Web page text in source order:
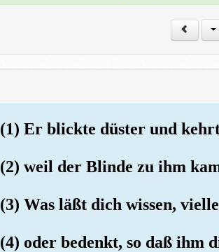
(1) Er blickte düster und
(2) weil der Blinde zu ihm
(3) Was läßt dich wissen,
(4) oder bedenkt, so daß ihm